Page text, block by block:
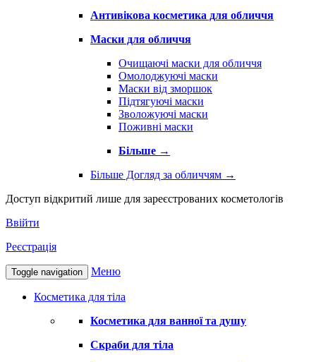
Антивікова косметика для обличчя
Маски для обличчя
Очищаючі маски для обличчя
Омолоджуючі маски
Маски від зморшок
Підтягуючі маски
Зволожуючі маски
Поживні маски
Більше →
Більше Догляд за обличчям →
Доступ відкритий лише для зареєстрованих косметологів
Ввійти
Реєстрація
Toggle navigation Меню
Косметика для тіла
Косметика для ванної та душу
Скраби для тіла